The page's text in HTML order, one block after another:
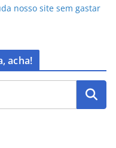
nosso site sem gastar
acha!